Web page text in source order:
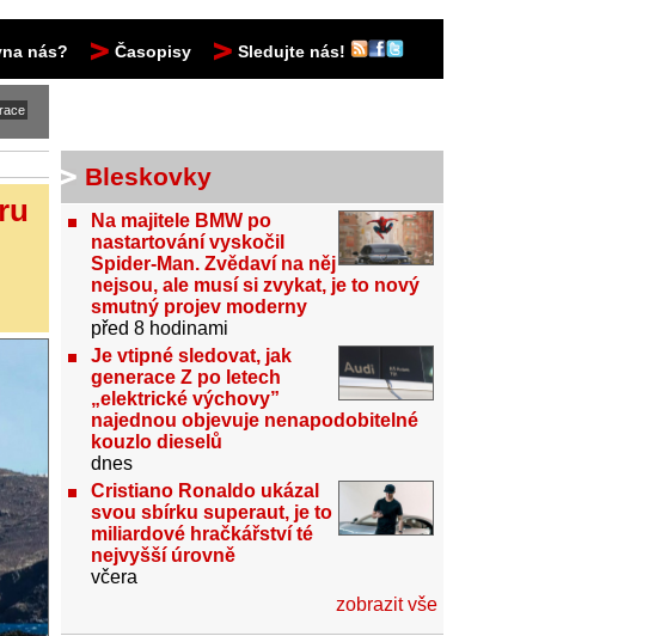
nás? Časopisy Sledujte nás!
Bleskovky
Na majitele BMW po
nastartování vyskočil
Spider-Man. Zvědaví na něj
nejsou, ale musí si zvykat, je to nový
smutný projev moderny
před 8 hodinami
Je vtipné sledovat, jak
generace Z po letech
„elektrické výchovy”
najednou objevuje nenapodobitelné
kouzlo dieselů
dnes
Cristiano Ronaldo ukázal
svou sbírku superaut, je to
miliardové hračkářství té
nejvyšší úrovně
včera
zobrazit vše